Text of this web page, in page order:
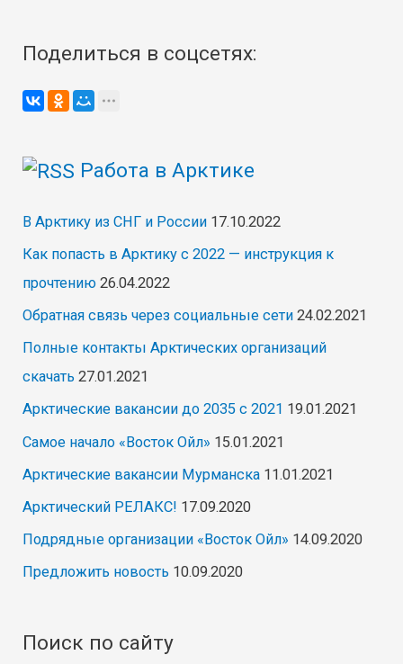
Поделиться в соцсетях:
Работа в Арктике
В Арктику из СНГ и России 17.10.2022
Как попасть в Арктику с 2022 — инструкция к
прочтению 26.04.2022
Обратная связь через социальные сети 24.02.2021
Полные контакты Арктических организаций
скачать 27.01.2021
Арктические вакансии до 2035 с 2021 19.01.2021
Самое начало «Восток Ойл» 15.01.2021
Арктические вакансии Мурманска 11.01.2021
Арктический РЕЛАКС! 17.09.2020
Подрядные организации «Восток Ойл» 14.09.2020
Предложить новость 10.09.2020
Поиск по сайту